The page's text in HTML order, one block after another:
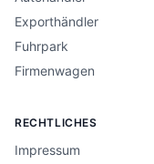
Exporthändler
Fuhrpark
Firmenwagen
RECHTLICHES
Impressum